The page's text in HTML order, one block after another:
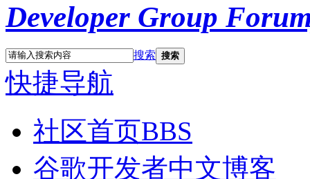
搜索 搜索
快捷导航
社区首页BBS
谷歌开发者中文博客